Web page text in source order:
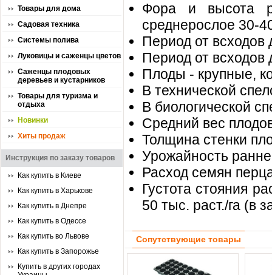
Товары для дома
Садовая техника
Системы полива
Луковицы и саженцы цветов
Саженцы плодовых
деревьев и кустарников
Товары для туризма и
отдыха
Новинки
Хиты продаж
Инструкция по заказу товаров
Как купить в Киеве
Как купить в Харькове
Как купить в Днепре
Как купить в Одессе
Как купить во Львове
Как купить в Запорожье
Купить в других городах
Фора и высота
среднерослое 30-
Период от всходов
Период от всходов
Плоды - крупные,
В технической
В биологической
Средний вес
Толщина стенки
Урожайность
Расход семян
Густота стояния
50 тыс. раст./га (в
Сопутствующие товары